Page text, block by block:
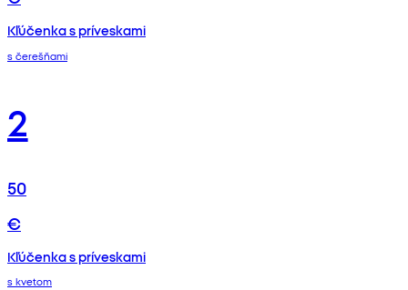
Kľúčenka s príveskami
s čerešňami
2
50
€
Kľúčenka s príveskami
s kvetom